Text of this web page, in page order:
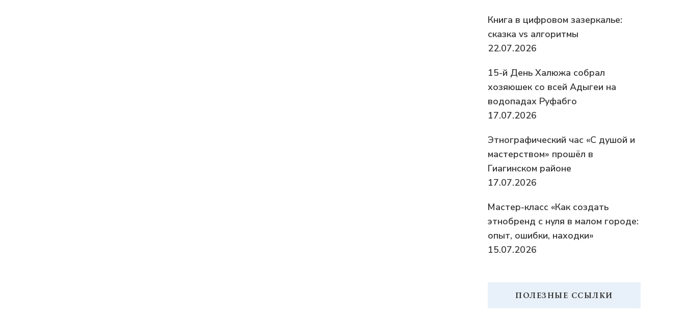
Книга в цифровом зазеркалье:
сказка vs алгоритмы
22.07.2026
15-й День Халюжа собрал
хозяюшек со всей Адыгеи на
водопадах Руфабго
17.07.2026
Этнографический час «С душой и
мастерством» прошёл в
Гиагинском районе
17.07.2026
Мастер-класс «Как создать
этнобренд с нуля в малом городе:
опыт, ошибки, находки»
15.07.2026
ПОЛЕЗНЫЕ ССЫЛКИ